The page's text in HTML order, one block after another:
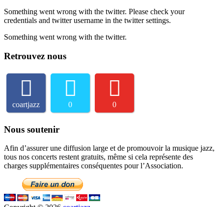
Something went wrong with the twitter. Please check your
credentials and twitter username in the twitter settings.
Something went wrong with the twitter.
Retrouvez nous
coartjazz 0 0
Nous soutenir
Afin d’assurer une diffusion large et de promouvoir la musique jazz,
tous nos concerts restent gratuits, même si cela représente des
charges supplémentaires conséquentes pour l’Association.